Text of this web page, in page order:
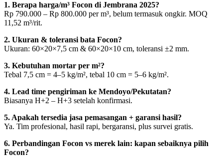
1. Berapa harga/m³ Focon di Jembrana 2025?
Rp 790.000 – Rp 800.000 per m³, belum termasuk ongkir. MOQ
11,52 m³/rit.
2. Ukuran & toleransi bata Focon?
Ukuran: 60×20×7,5 cm & 60×20×10 cm, toleransi ±2 mm.
3. Kebutuhan mortar per m²?
Tebal 7,5 cm = 4–5 kg/m², tebal 10 cm = 5–6 kg/m².
4. Lead time pengiriman ke Mendoyo/Pekutatan?
Biasanya H+2 – H+3 setelah konfirmasi.
5. Apakah tersedia jasa pemasangan + garansi hasil?
Ya. Tim profesional, hasil rapi, bergaransi, plus survei gratis.
6. Perbandingan Focon vs merek lain: kapan sebaiknya pilih
Focon?